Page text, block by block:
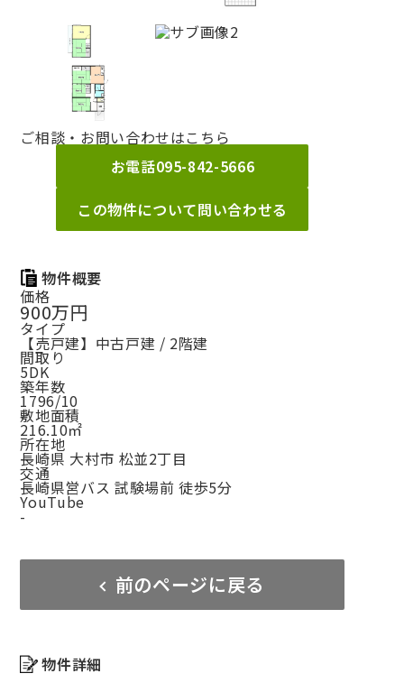
ご相談・お問い合わせはこちら
お電話095-842-5666
この物件について問い合わせる
物件概要
価格
900万円
タイプ
【売戸建】中古戸建 / 2階建
間取り
5DK
築年数
1796/10
敷地面積
216.10㎡
所在地
長崎県 大村市 松並2丁目
交通
長崎県営バス 試験場前 徒歩5分
YouTube
-
前のページに戻る
物件詳細